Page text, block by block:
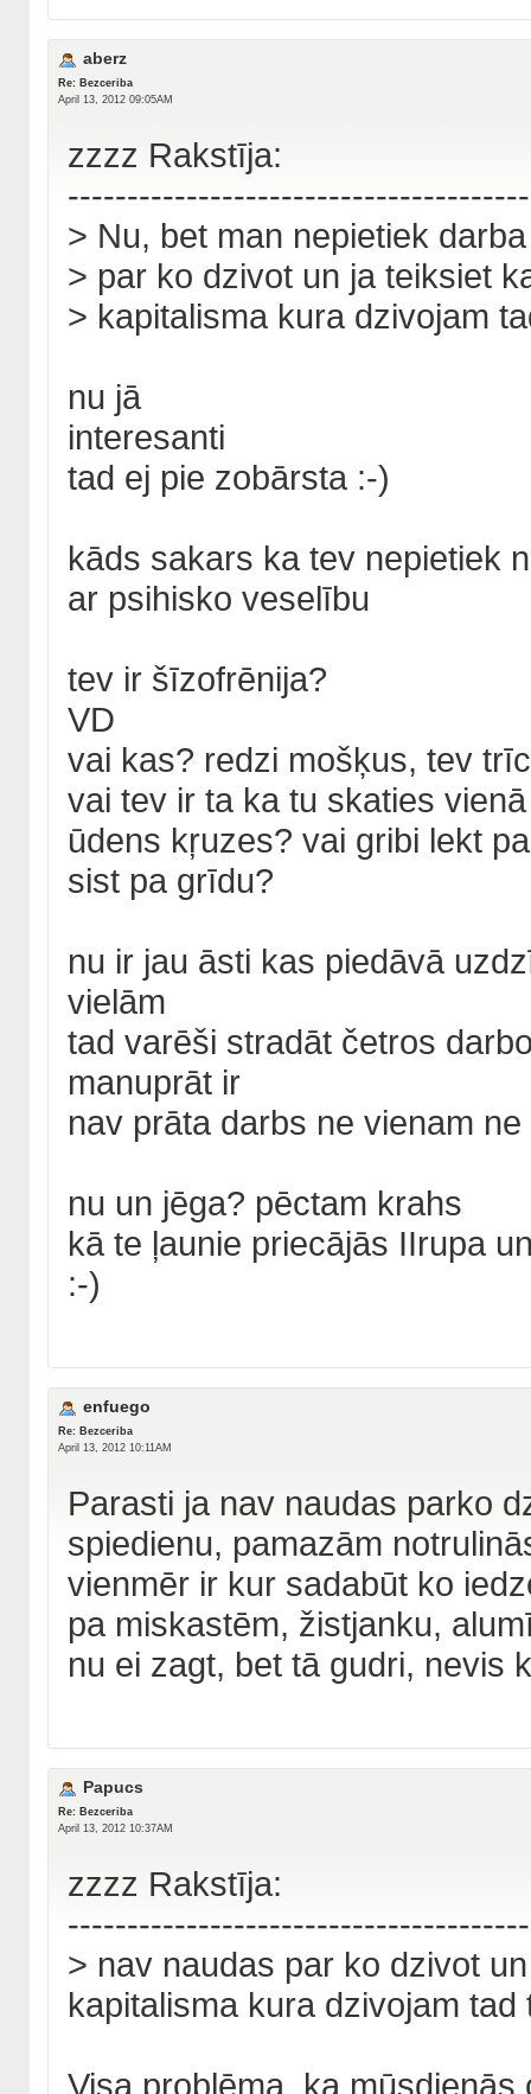
aberz
Re: Bezceriba
April 13, 2012 09:05AM
zzzz Rakstīja:
> Nu, bet man nepietiek
> par ko dzivot un ja teiksiet
> kapitalisma kura dzivojam
nu jā
interesanti
tad ej pie zobārsta :-)
kāds sakars ka tev nepietiek
ar psihisko veselību
tev ir šīzofrēnija?
VD
vai kas? redzi mošķus, tev
vai tev ir ta ka tu skaties
ūdens kŗuzes? vai gribi lekt
sist pa grīdu?
nu ir jau āsti kas piedāvā
vielām
tad varēši stradāt četros
manuprāt ir
nav prāta darbs ne vienam
nu un jēga? pēctam krahs
kā te ļaunie priecājās IIrupa
:-)
enfuego
Re: Bezceriba
April 13, 2012 10:11AM
Parasti ja nav naudas parko
spiedienu, pamazām
vienmēr ir kur sadabūt ko
pa miskastēm, žistjanku,
nu ei zagt, bet tā gudri, nevis
Papucs
Re: Bezceriba
April 13, 2012 10:37AM
zzzz Rakstīja:
> nav naudas par ko dzivot
kapitalisma kura dzivojam tad
Visa problēma, ka